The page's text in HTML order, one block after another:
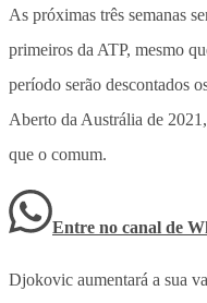
As próximas três semanas
primeiros da ATP, mesmo
período serão descontados
Aberto da Austrália de
que o comum.
Entre no canal de
Djokovic aumentará a sua